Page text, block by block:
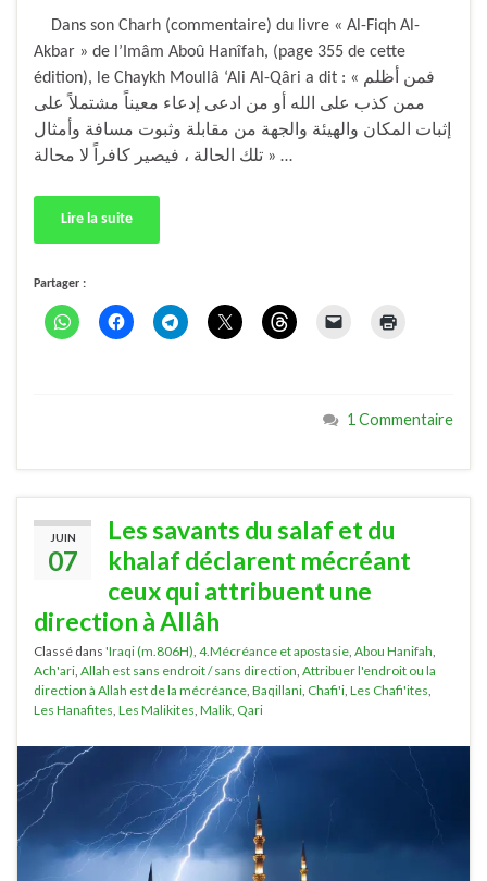
Dans son Charh (commentaire) du livre « Al-Fiqh Al-
Akbar » de l’Imâm Aboû Hanîfah, (page 355 de cette
édition), le Chaykh Moullâ ‘Ali Al-Qâri a dit : « فمن أظلم
ممن كذب على الله أو من ادعى إدعاء معيناً مشتملاً على
إثبات المكان والهيئة والجهة من مقابلة وثبوت مسافة وأمثال
تلك الحالة ، فيصير كافراً لا محالة » …
Lire la suite
Partager :
1 Commentaire
JUIN
07
Les savants du salaf et du
khalaf déclarent mécréant
ceux qui attribuent une
direction à Allâh
Classé dans 'Iraqi (m.806H) 4.Mécréance et apostasie Abou Hanifah
Ach'ari Allah est sans endroit / sans direction Attribuer l'endroit ou la
direction à Allah est de la mécréance Baqillani Chafi'i Les Chafi'ites
Les Hanafites Les Malikites Malik Qari